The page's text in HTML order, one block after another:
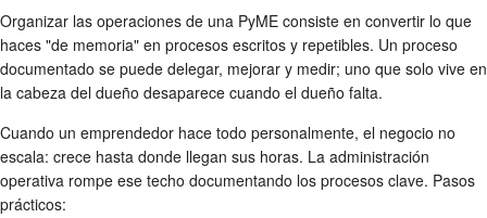
Organizar las operaciones de una PyME consiste en convertir lo que
haces "de memoria" en procesos escritos y repetibles. Un proceso
documentado se puede delegar, mejorar y medir; uno que solo vive en
la cabeza del dueño desaparece cuando el dueño falta.
Cuando un emprendedor hace todo personalmente, el negocio no
escala: crece hasta donde llegan sus horas. La administración
operativa rompe ese techo documentando los procesos clave. Pasos
prácticos: